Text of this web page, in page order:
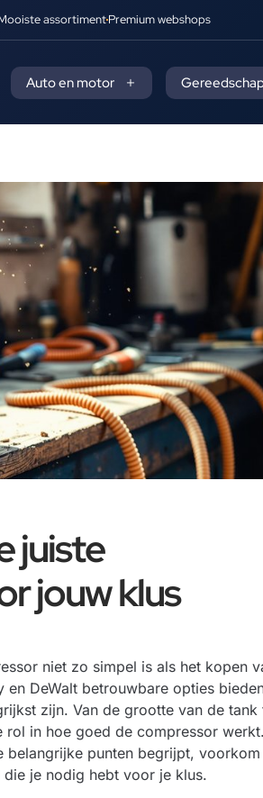
assortimentPremium webshops
Auto en motor
juiste
jouw klus
niet zo simpel is als het kopen
DeWalt betrouwbare opties
zijn. Van de grootte van de tank
in hoe goed de compressor
punten begrijpt,
je nodig hebt voor je klus.